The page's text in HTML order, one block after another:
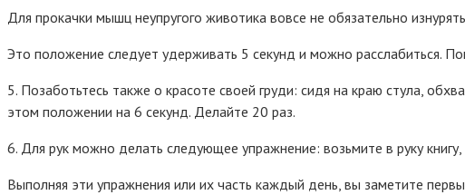
Для прокачки мышц неупругого животика вовсе не обязательно
Это положение следует удерживать 5 секунд и можно расслабиться.
5. Позаботьтесь также о красоте своей груди: сидя на краю стула,
этом положении на 6 секунд. Делайте 20 раз.
6. Для рук можно делать следующее упражнение: возьмите в руку
Выполняя эти упражнения или их часть каждый день, вы заметите